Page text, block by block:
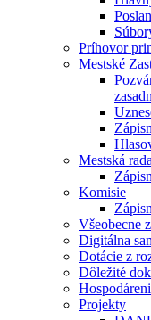
Príhovor
Mestské
Mestská rada
Komisie
Všeobecne
Digitálna
Dotácie z
Dôležité
Projekty